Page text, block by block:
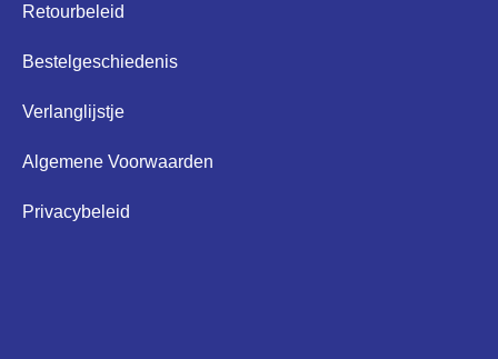
Retourbeleid
Bestelgeschiedenis
Verlanglijstje
Algemene Voorwaarden
Privacybeleid